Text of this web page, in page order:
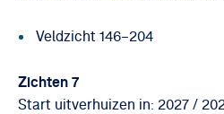
Veldzicht 146–204
Zichten 7
Start uitverhuizen in: 2027 /